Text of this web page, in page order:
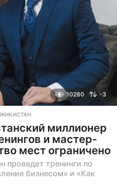
10280 -3
миллионер
и мастер-
мест ограничено
проведет тренинги по
бизнесом» и «Как